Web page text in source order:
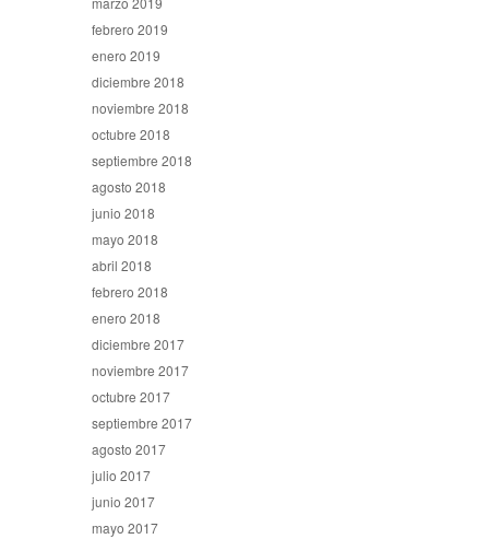
febrero 2019
enero 2019
diciembre 2018
noviembre 2018
octubre 2018
septiembre 2018
agosto 2018
junio 2018
mayo 2018
abril 2018
febrero 2018
enero 2018
diciembre 2017
noviembre 2017
octubre 2017
septiembre 2017
agosto 2017
julio 2017
junio 2017
mayo 2017